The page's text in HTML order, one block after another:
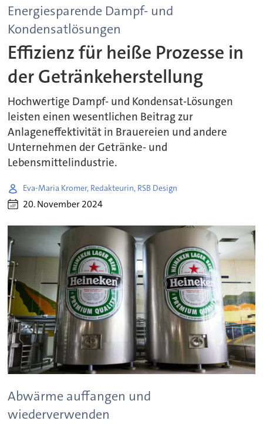
Energiesparende Dampf- und
Kondensatlösungen
Effizienz für heiße Prozesse in
der Getränkeherstellung
Hochwertige Dampf- und Kondensat-Lösungen
leisten einen wesentlichen Beitrag zur
Anlageneffektivität in Brauereien und andere
Unternehmen der Getränke- und
Lebensmittelindustrie.
Eva-Maria Kromer, Redakteurin, RSB Design
20. November 2024
Abwärme auffangen und
wiederverwenden